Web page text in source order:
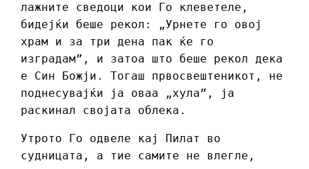
лажните сведоци кои Го клеветеле,
бидејќи беше рекол: „Урнете го овој
храм и за три дена пак ќе го
изградам”, и затоа што беше рекол дека
е Син Божји. Тогаш првосвештеникот, не
поднесувајќи ја оваа „хула”, ја
раскинал својата облека.
Утрото Го одвеле кај Пилат во
судницата, а тие самите не влегле,